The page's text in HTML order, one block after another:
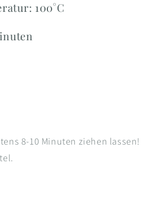
100°C
8-10 Minuten ziehen lassen!